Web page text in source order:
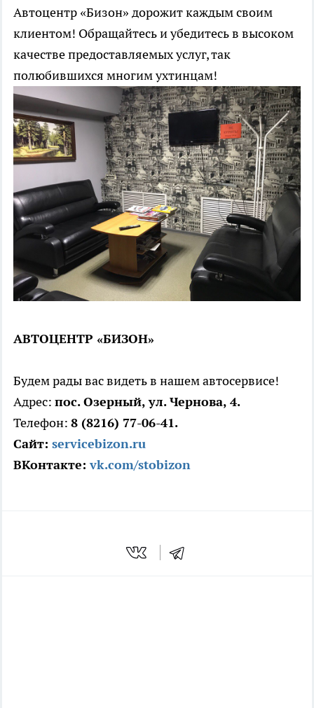
Автоцентр «Бизон» дорожит каждым своим
клиентом! Обращайтесь и убедитесь в высоком
качестве предоставляемых услуг, так
полюбившихся многим ухтинцам!
АВТОЦЕНТР «БИЗОН»
Будем рады вас видеть в нашем автосервисе!
Адрес: пос. Озерный, ул. Чернова, 4.
Телефон: 8 (8216) 77-06-41.
Сайт: servicebizon.ru
ВКонтакте:vk.com/stobizon